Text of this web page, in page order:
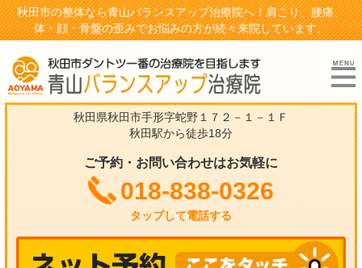
秋田市の整体なら青山バランスアップ治療院へ！肩こり、腰痛、
体・顔・骨盤の歪みでお悩みの方が続々来院しています。
秋田県秋田市手形字蛇野１７２－１－１Ｆ
秋田駅から徒歩18分
ご予約・お問い合わせはお気軽に
018-838-0326
タップして電話する